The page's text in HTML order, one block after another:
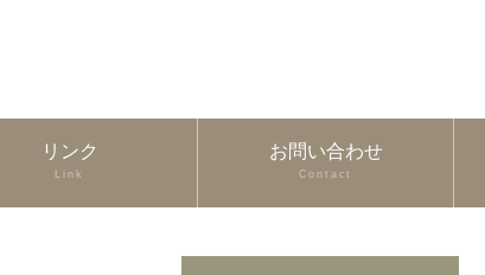
リンク
Link
お問い合わせ
Contact